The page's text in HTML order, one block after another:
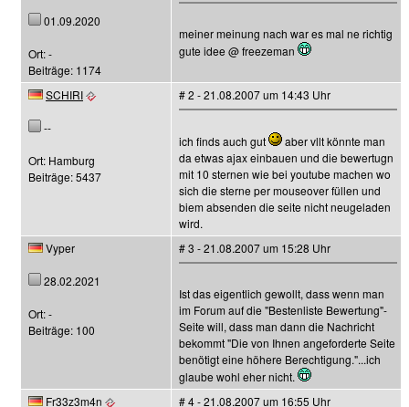
01.09.2020
Ort: -
Beiträge: 1174
meiner meinung nach war es mal ne richtig
gute idee @ freezeman
SCHIRI
--
Ort: Hamburg
Beiträge: 5437
# 2 - 21.08.2007 um 14:43 Uhr
ich finds auch gut
aber vllt könnte man
da etwas ajax einbauen und die bewertugn
mit 10 sternen wie bei youtube machen wo
sich die sterne per mouseover füllen und
biem absenden die seite nicht neugeladen
wird.
Vyper
28.02.2021
Ort: -
Beiträge: 100
# 3 - 21.08.2007 um 15:28 Uhr
Ist das eigentlich gewollt, dass wenn man
im Forum auf die "Bestenliste Bewertung"-
Seite will, dass man dann die Nachricht
bekommt "Die von Ihnen angeforderte Seite
benötigt eine höhere Berechtigung."...ich
glaube wohl eher nicht.
Fr33z3m4n
# 4 - 21.08.2007 um 16:55 Uhr